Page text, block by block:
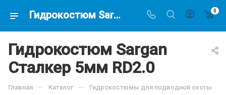
Гидрокостюм Sargan Сталкер 5мм RD2.0, по цене 10795 руб, купить в интернет-магазине подводной охоты Водолаз.РФ в Москве. - 0
Гидрокостюм Sargan
Сталкер 5мм RD2.0
Главная — Каталог — Гидрокостюмы для подводной охоты